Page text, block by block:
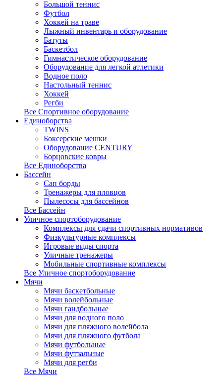
Большой теннис
Футбол
Хоккей на траве
Лыжный инвентарь и оборудование
Батуты
Баскетбол
Гимнастическое оборудование
Оборудование для легкой атлетики
Водное поло
Настольный теннис
Хоккей
Регби
Все Спортивное оборудование
Единоборства
TWINS
Боксерские мешки
Оборудование CENTURY
Борцовские ковры
Все Единоборства
Бассейн
Сап борды
Тренажеры для пловцов
Пылесосы для бассейнов
Все Бассейн
Уличное спортоборудование
Комплексы для сдачи спортивных нормативов
Физкультурные комплексы
Игровые виды спорта
Уличные тренажеры
Мобильные спортивные комплексы
Все Уличное спортоборудование
Мячи
Мячи баскетбольные
Мячи волейбольные
Мячи гандбольные
Мячи для водного поло
Мячи для пляжного волейбола
Мячи для пляжного футбола
Мячи футбольные
Мячи футзальные
Мячи для регби
Все Мячи